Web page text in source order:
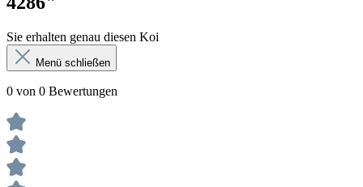
Sie erhalten genau diesen Koi
Menü schließen
0 von 0 Bewertungen